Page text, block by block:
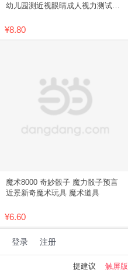
幼儿园测近视眼睛成人视力测试表
¥8.80
魔术8000 奇妙骰子 魔力骰子预言
近景新奇魔术玩具 魔术道具
¥6.60
登录 注册
提建议 触屏版